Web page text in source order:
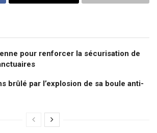
pour renforcer la sécurisation de
brûlé par l’explosion de sa boule anti-